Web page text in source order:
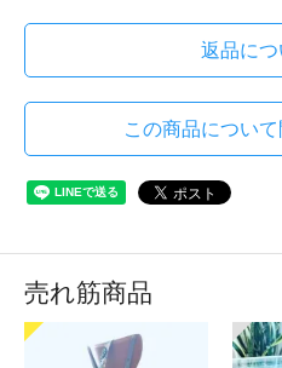
返品につ
この商品につい
売れ筋商品